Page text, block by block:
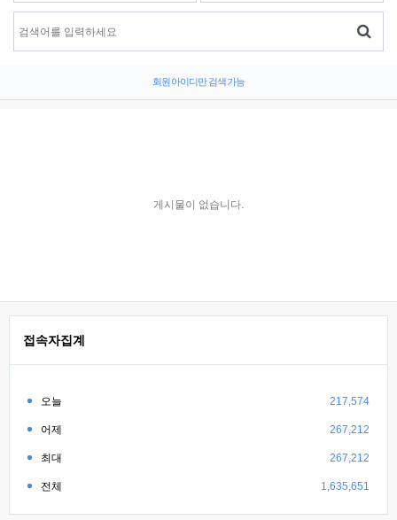
회원 아이디만 검색 가능
게시물이 없습니다.
접속자집계
오늘 217,574
어제 267,212
최대 267,212
전체 1,635,651